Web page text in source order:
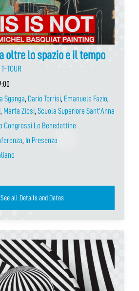
oltre lo spazio e il tempo
TOUR
Sganga, Dario Torrisi, Emanuele Fazio,
, Marta Ziosi, Scuola Superiore Sant'Anna
Congressi Le Benedettine
, In Presenza
See all Details and Dates